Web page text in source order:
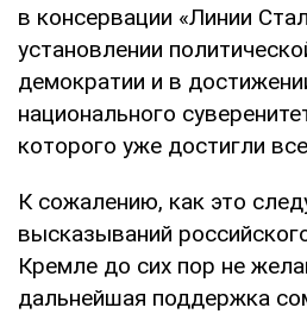
в консервации «Линии
установлении
демократии и в
национального
которого уже достигли
К сожалению, как это
высказываний
Кремле до сих пор не
дальнейшая поддержка